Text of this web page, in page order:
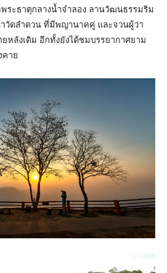
ระธาตุกลางน้ำจำลอง ลานวัฒนธรรมริม
วัดลำดวน ที่มีพญานาคคู่ และจวนผู้ว่า
หลังเดิม อีกทั้งยังได้ชมบรรยากาศยาม
คาย